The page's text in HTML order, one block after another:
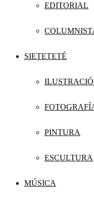
EDITORIAL
SIETETETÉ
PINTURA
ESCULTURA
MÚSICA